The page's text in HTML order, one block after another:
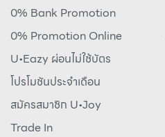
0% Bank Promotion
0% Promotion Online
U•Eazy ผ่อนไม่ใช้บัตร
โปรโมชันประจำเดือน
สมัครสมาชิก U•Joy
Trade In